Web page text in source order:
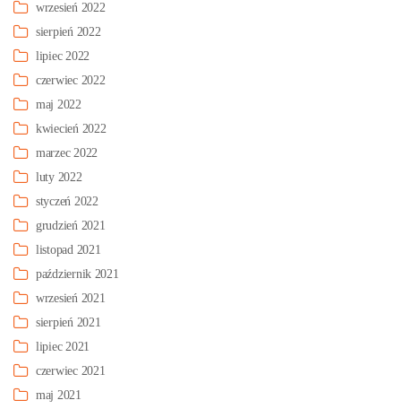
wrzesień 2022
sierpień 2022
lipiec 2022
czerwiec 2022
maj 2022
kwiecień 2022
marzec 2022
luty 2022
styczeń 2022
grudzień 2021
listopad 2021
październik 2021
wrzesień 2021
sierpień 2021
lipiec 2021
czerwiec 2021
maj 2021